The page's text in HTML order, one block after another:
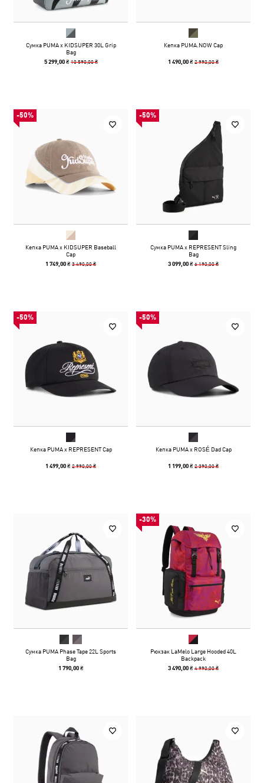
Сумка PUMA x KIDSUPER 30L Grip
Bag
5 299,00 ₴ 10 590,00 ₴
Кепка PUMA.NOW Cap
1 490,00 ₴2 990,00 ₴
-50%
Кепка PUMA x KIDSUPER Baseball
Cap
1 749,00 ₴3 490,00 ₴
-50%
Сумка PUMA x REPRESENT Sling
Bag
3 099,00 ₴6 190,00 ₴
-50%
Кепка PUMA x REPRESENT Cap
1 499,00 ₴2 990,00 ₴
-50%
Кепка PUMA x ROSÉ Dad Cap
1 199,00 ₴2 390,00 ₴
Сумка PUMA Phase Tape 22L Sports
Bag
1 790,00 ₴
-30%
Рюкзак LaMelo Large Hooded 40L
Backpack
3 490,00 ₴4 990,00 ₴